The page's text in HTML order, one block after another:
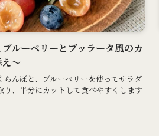
ルーベリーとブッラータ風のカ
～」
んぼと、ブルーベリーを使ってサラダ
り、半分にカットして食べやすくします